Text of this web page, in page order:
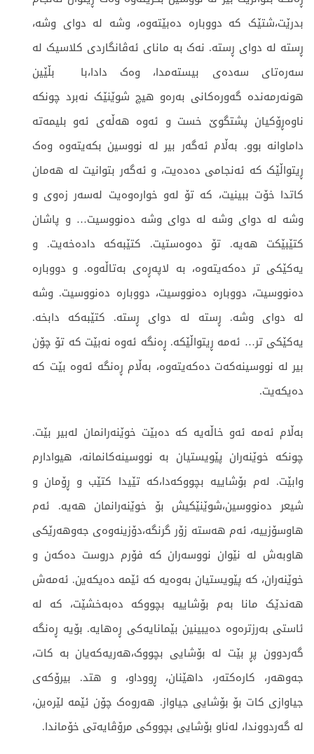
بدرێت،شتێک کە دووبارە دەبێتەوە، وشە لە دوای وشە،
ڕستە لە دوای ڕستە. نەک بە مانای ئەڤانگاردی کلاسیک لە
سەرەتای سەدەی بیستەمدا، وەک دادا،با بڵێین
هونەرمەندە گەورەکانی بەرەو هیچ شوێنێک نەبرد چونکە
ناوەڕۆکیان پشتگوێ خست و ئەوە هەڵەی ئەو بلیمەتە
داماوانە بوو. بەڵام ئەگەر بیر لە نووسین بکەیتەوە وەک
ڕیتواڵێک کە ئەنجامی دەدەیت، و ئەگەر بتوانیت لە هەمان
کاتدا خۆت ببینیت، کە تۆ لەو خوارەوەیت لەسەر زەوی و
وشە لە دوای وشە لە دوای وشە دەنووسیت… و پاشان
کتێبێکت هەیە. تۆ دەوەستیت. کتێبەکە دادەخەیت. و
یەکێکی تر دەکەیتەوە، بە لاپەڕەی بەتاڵەوە. و دووبارە
دەنووسیت، دووبارە دەنووسیت، دووبارە دەنووسیت. وشە
لە دوای وشە. ڕستە لە دوای ڕستە. کتێبەکە دابخە.
یەکێکی تر… ئەمە ڕیتواڵێکە. ڕەنگە ئەوە نەبێت کە تۆ چۆن
بیر لە نووسینەکەت دەکەیتەوە، بەڵام ڕەنگە ئەوە بێت کە
دەیکەیت.
بەڵام ئەمە ئەو خاڵەیە کە دەبێت خوێنەرانمان لەبیر بێت.
چونکە خوێنەران پێویستیان بە نووسینەکانمانە، هیوادارم
وابێت. لەم بۆشاییە بچووکەدا،کە تێیدا کتێب و ڕۆمان و
شیعر دەنووسین،شوێنێکیش بۆ خوێنەرانمان هەیە. ئەم
هاوسۆزییە، ئەم هەستە زۆر گرنگە،دۆزینەوەی جەوهەرێکی
هاوبەش لە نێوان نووسەران کە فۆرم دروست دەکەن و
خوێنەران، کە پێویستیان بەوەیە کە ئێمە دەیکەین. ئەمەش
هەندێک مانا بەم بۆشاییە بچووکە دەبەخشێت، کە لە
ئاستی بەرزترەوە دەیبینین بێمانایەکی ڕەهایە. بۆیە ڕەنگە
گەردوون پڕ بێت لە بۆشایی بچووک،هەریەکەیان بە کات،
جەوهەر، کارەکتەر، داهێنان، ڕووداو، و هتد. بیرۆکەی
جیاوازی کات بۆ بۆشایی جیاواز. هەروەک چۆن ئێمە لێرەین،
لە گەردووندا، لەناو بۆشایی بچووکی مرۆڤایەتی خۆماندا.